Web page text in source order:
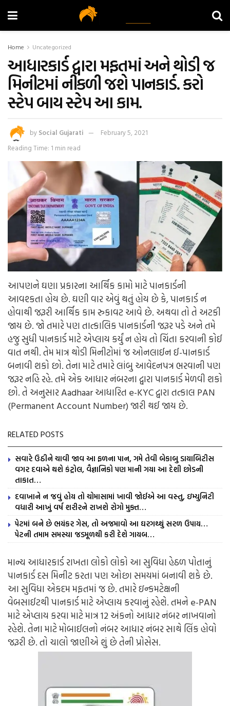
Home Uncategorized
આધારકાર્ડ દ્વારા મફતમાં અને થોડી જ
મિનીટમાં નીકળી જશે પાનકાર્ડ. કરો
સ્ટેપ બાય સ્ટેપ આ કામ.
by Social Gujarati
February 5, 2021
Reading Time: 1 min read
આપણને ઘણા પ્રકારના આર્થિક કામો માટે પાનકાર્ડની
આવશ્કતા હોય છે. ઘણી વાર એવું થતું હોય છે કે, પાનકાર્ડ ન
હોવાથી જરૂરી આર્થિક કામ રુકાવટ આવે છે. અથવા તો તે અટકી
જાય છે. જો તમારે પણ તાત્કાલિક પાનકાર્ડની જરૂર પડે અને તમે
હજુ સુધી પાનકાર્ડ માટે એપ્લાય કર્યું ન હોય તો ચિંતા કરવાની કોઈ
વાત નથી. તેમ માત્ર થોડી મિનીટોમાં જ ઓનલાઈન ઈ-પાનકાર્ડ
બનાવી શકો છો. તેના માટે તમારે લાંબુ આવેદનપત્ર ભરવાની પણ
જરૂર નહિ રહે. તમે એક આધાર નંબરના દ્વારા પાનકાર્ડ મેળવી શકો
છો. તે અનુસાર Aadhaar આધારિત e-KYC દ્વારા તત્કાલ PAN
(Permanent Account Number) જારી થઈ જાય છે.
RELATED POSTS
સવારે ઉઠીને ચાવી જાવ આ ફળના પાન, ગમે તેવી બેકાબુ ડાયાબિટીસ
વગર દવાએ થશે કંટ્રોલ, વૈજ્ઞાનિકો પણ માની ગયા આ દેશી છોડની
તાકાત…
દવાખાને ન જવું હોય તો ચોમાસામાં ખાવી જોઈએ આ વસ્તુ, ઇમ્યુનિટી
વધારી આખું વર્ષ શરીરને રાખશે રોગો મુક્ત…
પેટમાં બને છે ભયંકર ગેસ, તો અજમાવો આ ઘરગથ્થું સરળ ઉપાય…
પેટની તમામ સમસ્યા જડમૂળથી કરી દેશે ગાયબ…
માન્ય આધારકાર્ડ રાખતા લોકો લોકો આ સુવિધા હેઠળ પોતાનું
પાનકાર્ડ દસ મિનીટ કરતા પણ ઓછા સમયમાં બનાવી શકે છે.
આ સુવિધા એકદમ મફતમાં જ છે. તમારે ઇન્કમટેક્ષની
વેબસાઈટથી પાનકાર્ડ માટે એપ્લાય કરવાનું રહેશે. તમને e-PAN
માટે એપ્લાય કરવા માટે માત્ર 12 અંકનો આધાર નંબર નાખવાનો
રહેશે. તેના માટે મોબાઈલનો નંબર આધાર નંબર સાથે લિંક હોવો
જરૂરી છે. તો ચાલો જાણીએ શું છે તેની પ્રોસેસ.